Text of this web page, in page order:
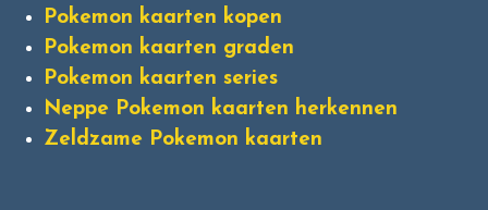
Pokemon kaarten kopen
Pokemon kaarten graden
Pokemon kaarten series
Neppe Pokemon kaarten herkennen
Zeldzame Pokemon kaarten